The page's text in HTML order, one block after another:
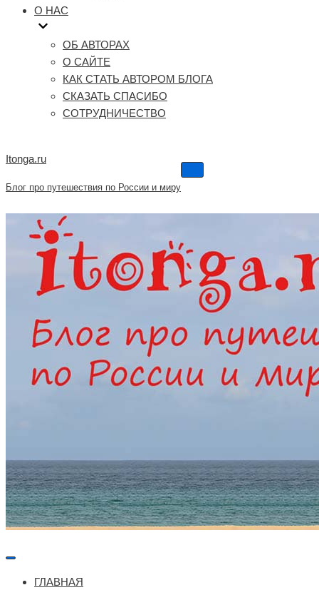
О НАС
ОБ АВТОРАХ
О САЙТЕ
КАК СТАТЬ АВТОРОМ БЛОГА
СКАЗАТЬ СПАСИБО
СОТРУДНИЧЕСТВО
Itonga.ru
Блог про путешествия по России и миру
Меню
Меню
ГЛАВНАЯ